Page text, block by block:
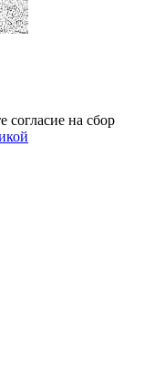
cогласие на сбор